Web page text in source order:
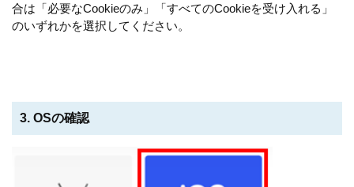
合は「必要なCookieのみ」「すべてのCookieを受け入れる」
のいずれかを選択してください。
3. OSの確認